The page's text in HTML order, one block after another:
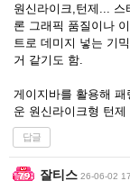
원신라이크,턴제... 스
론 그래픽 품질이나
트로 데미지 넣는 기
거 같기도 함.
게이지바를 활용해
운 원신라이크형 턴제
답글
잘티스 26-06-02